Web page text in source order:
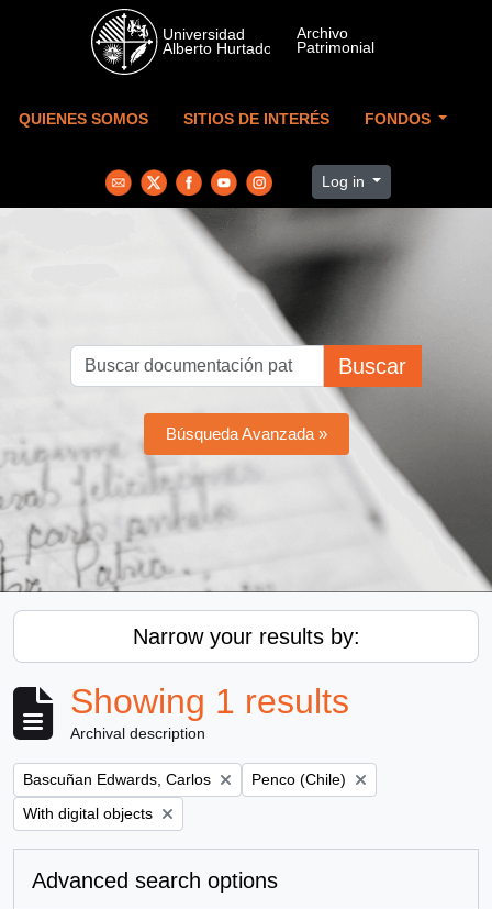
Skip to main content
QUIENES SOMOS SITIOS DE INTERÉS FONDOS
Log in
Buscar
Búsqueda Avanzada »
Narrow your results by:
Showing 1 results
Archival description
Remove filter:
Bascuñan Edwards, Carlos Remove filter:
Penco (Chile)
Remove filter:
With digital objects
Advanced search options